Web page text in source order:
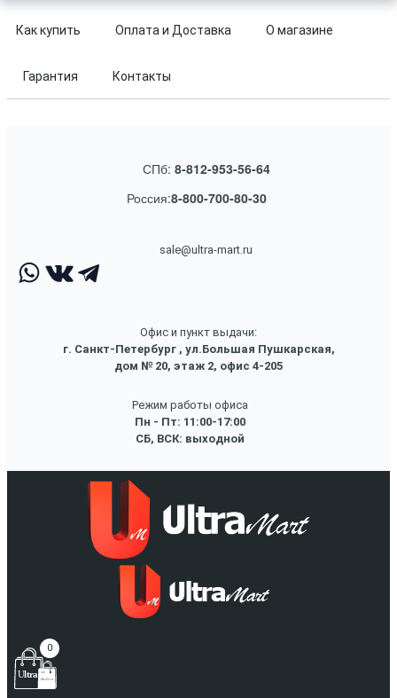
Как купить Оплата и Доставка О магазине
Гарантия Контакты
СПб: 8-812-953-56-64
Россия:8-800-700-80-30
sale@ultra-mart.ru
Офис и пункт выдачи:
г. Санкт-Петербург , ул.Большая Пушкарская,
дом № 20, этаж 2, офис 4-205
Режим работы офиса
Пн - Пт: 11:00-17:00
СБ, ВСК: выходной
0